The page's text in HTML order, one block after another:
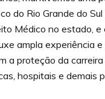
do Rio Grande do Sul
Médico no estado,
ampla experiência
a proteção da
hospitais e demais